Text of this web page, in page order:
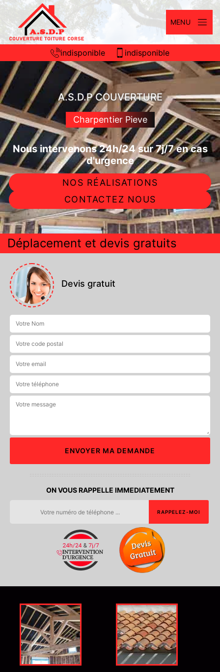
MENU
indisponible indisponible
A.S.D.P COUVERTURE
Charpentier Pieve
Nous intervenons 24h/24 sur 7j/7 en cas
d'urgence
NOS RÉALISATIONS
CONTACTEZ NOUS
Déplacement et devis gratuits
Devis gratuit
ON VOUS RAPPELLE IMMEDIATEMENT